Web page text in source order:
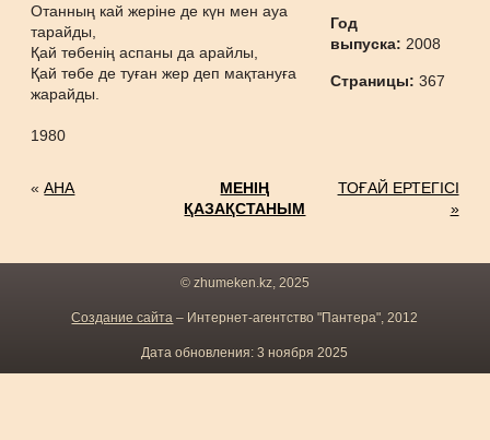
Отанның кай жеріне де күн мен ауа
тарайды,
Қай төбенің аспаны да арайлы,
Қай төбе де туған жер деп мақтануға
жарайды.
1980
Год
выпуска: 2008
Страницы:367
«АНА
МЕНІҢ
ҚАЗАҚСТАНЫМ
ТОҒАЙ ЕРТЕГІСІ
»
© zhumeken.kz, 2025
Создание сайта – Интернет-агентство "Пантера", 2012
Дата обновления: 3 ноября 2025